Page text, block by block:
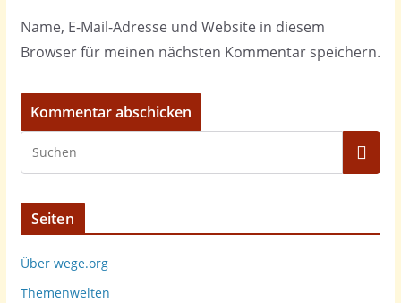
Name, E-Mail-Adresse und Website in diesem
Browser für meinen nächsten Kommentar speichern.
Seiten
Über wege.org
Themenwelten